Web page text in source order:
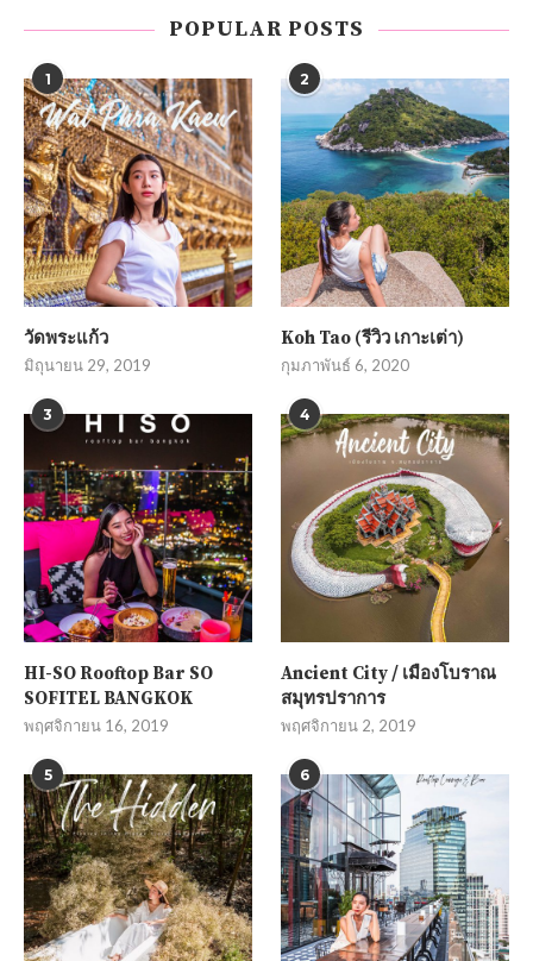
POPULAR POSTS
1
วัดพระแก้ว
มิถุนายน 29, 2019
2
Koh Tao (รีวิว เกาะเต่า)
กุมภาพันธ์ 6, 2020
3
HI-SO Rooftop Bar SO
SOFITEL BANGKOK
พฤศจิกายน 16, 2019
4
Ancient City / เมืองโบราณ
สมุทรปราการ
พฤศจิกายน 2, 2019
5 6